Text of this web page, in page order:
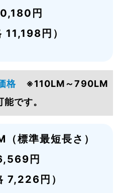
円
11,198円）
格 ※110LM～790LM
です。
標準最短長さ）
円
7,226円）